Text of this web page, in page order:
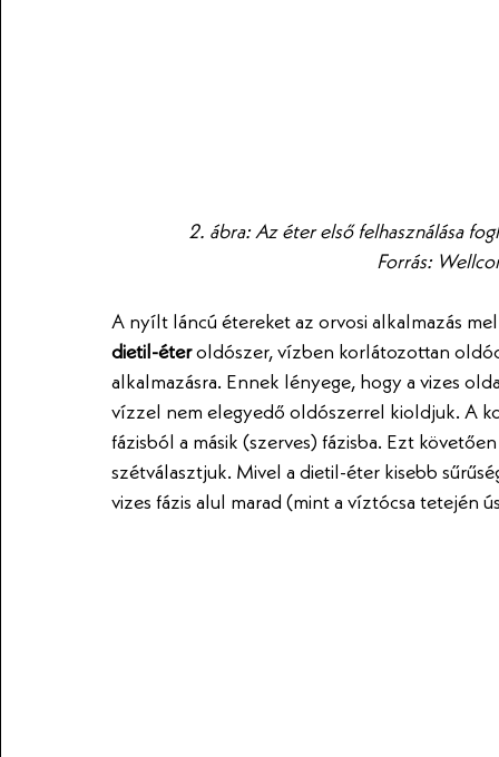
2. ábra: Az éter első felhasználása
Forrás:
A nyílt láncú étereket az orvosi alkalmazás
dietil-éter oldószer, vízben korlátozottan
alkalmazásra. Ennek lényege, hogy a vizes
vízzel nem elegyedő oldószerrel kioldjuk. A
fázisból a másik (szerves) fázisba. Ezt
szétválasztjuk. Mivel a dietil-éter kisebb
vizes fázis alul marad (mint a víztócsa tetején